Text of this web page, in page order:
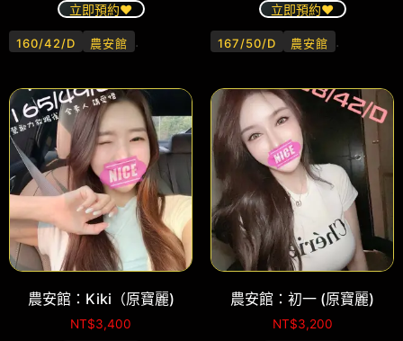
立即預約❤️
160/42/D 農安館 .
立即預約❤️
167/50/D 農安館 .
農安館：Kiki（原寶麗)
NT$3,400
農安館：初一 (原寶麗)
NT$3,200